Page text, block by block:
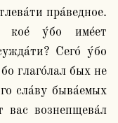
пра́ведное.
у́бо име́ет
Сего́ у́бо
глаго́лал бых не
сла́ву быва́емых
вас вознепщева́л